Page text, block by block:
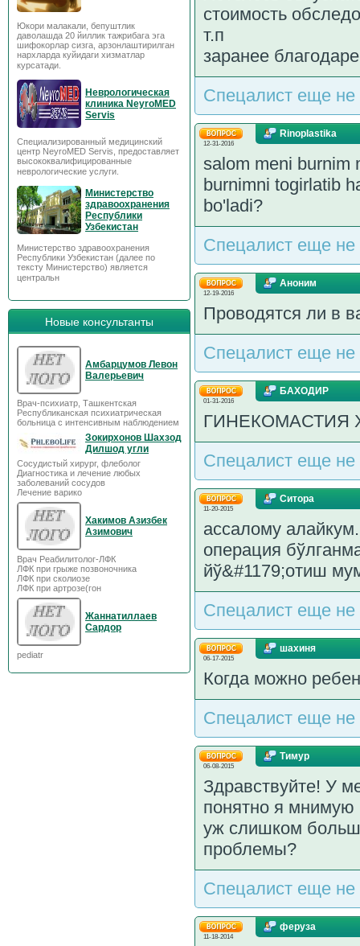
Юкори малакали, бепуштлик
даволашда 20 йиллик тажрибага эга
шифокорлар сизга, арзонлаштирилган
нархларда куйидаги хизматлар
курсатади.
Неврологическая
клиника NeyroMED
Servis
Специализированный медицинский
центр NeyroMED Servis, предоставляет
высококвалифицированные
неврологические услуги.
Министерство
здравоохранения
Республики
Узбекистан
Министерство здравоохранения
Республики Узбекистан (далее по
тексту Министерство) является
центральн
Новые консультанты
Амбарцумов Левон
Валерьевич
Врач-психиатр, Ташкентская
Республиканская психиатрическая
больница с интенсивным наблюдением
Зокирхонов Шахзод
Дилшод угли
Сосудистый хирург, флеболог
Диагностика и лечение любых
заболеваний сосудов
Лечение варико
Хакимов Азизбек
Азимович
Врач Реабилитолог-ЛФК
ЛФК при грыже позвоночника
ЛФК при сколиозе
ЛФК при артрозе(гон
Жаннатиллаев
Сардор
pediatr
стоимость
т.п
заранее
Спецалист еще не
12-31-2016
Rinoplastika
salom meni burnim
burnimni togirlatib
bo'ladi?
Спецалист еще не
12-19-2016
Аноним
Проводятся ли в
Спецалист еще не
01-31-2016
БАХОДИР
ГИНЕКОМАСТИЯ
Спецалист еще не
11-20-2015
Ситора
ассалому
операция
йў&#1179;отиш
Спецалист еще не
06-17-2015
шахиня
Когда можно
Спецалист еще не
06-08-2015
Тимур
Здравствуйте! У
понятно я мнимую
уж слишком
проблемы?
Спецалист еще не
11-18-2014
феруза